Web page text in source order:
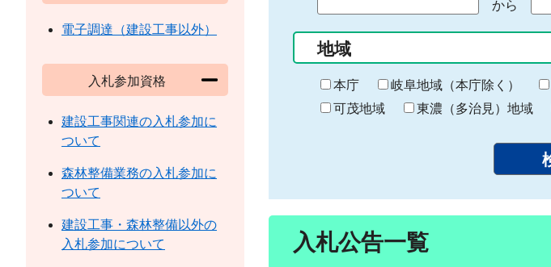
の
始
ま
り
から
終
わ
り
地域
本庁 岐阜地域（本庁除く）
可茂地域
東濃（多治見）地域
入札公告一覧
電子調達（建設工事以外）
入札参加資格
建設工事関連の入札参加に
ついて
森林整備業務の入札参加に
ついて
建設工事・森林整備以外の
入札参加について